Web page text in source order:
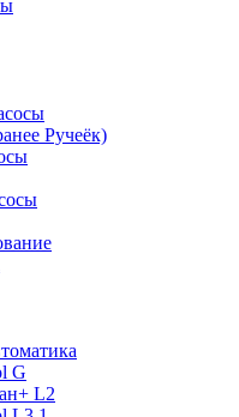
Ручеёк)
G
L2